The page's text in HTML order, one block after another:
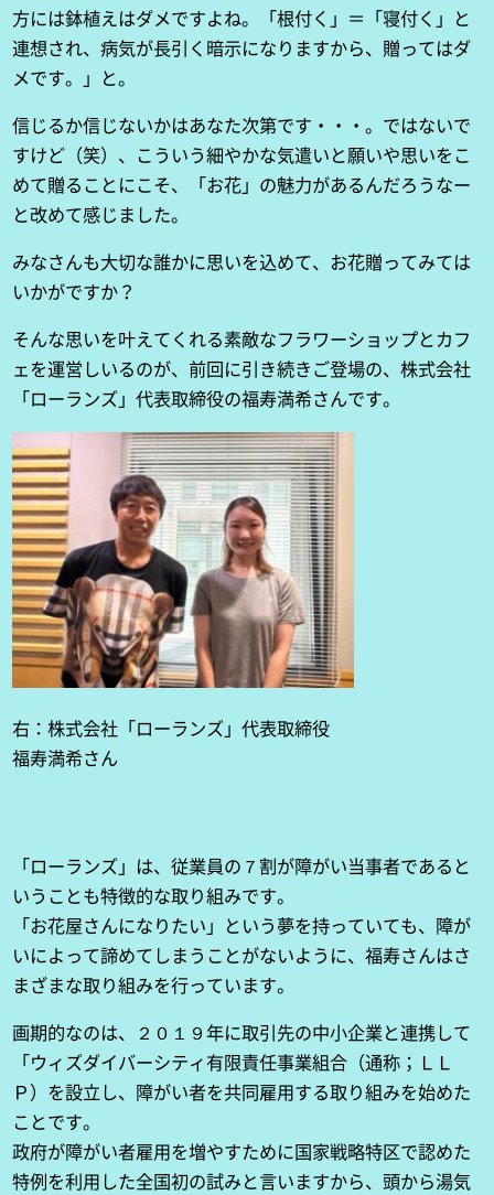
方には鉢植えはダメですよね。「根付く」＝「寝付く」と
連想され、病気が長引く暗示になりますから、贈ってはダ
メです。」と。
信じるか信じないかはあなた次第です・・・。ではないで
すけど（笑）、こういう細やかな気遣いと願いや思いをこ
めて贈ることにこそ、「お花」の魅力があるんだろうなー
と改めて感じました。
みなさんも大切な誰かに思いを込めて、お花贈ってみては
いかがですか？
そんな思いを叶えてくれる素敵なフラワーショップとカフ
ェを運営しいるのが、前回に引き続きご登場の、株式会社
「ローランズ」代表取締役の福寿満希さんです。
右：株式会社「ローランズ」代表取締役
福寿満希さん
「ローランズ」は、従業員の７割が障がい当事者であると
いうことも特徴的な取り組みです。
「お花屋さんになりたい」という夢を持っていても、障が
いによって諦めてしまうことがないように、福寿さんはさ
まざまな取り組みを行っています。
画期的なのは、２０１９年に取引先の中小企業と連携して
「ウィズダイバーシティ有限責任事業組合（通称；ＬＬ
Ｐ）を設立し、障がい者を共同雇用する取り組みを始めた
ことです。
政府が障がい者雇用を増やすために国家戦略特区で認めた
特例を利用した全国初の試みと言いますから、頭から湯気